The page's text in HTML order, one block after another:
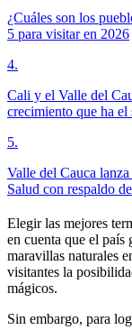
¿Cuáles son los
5 para visitar en 2026
4.
Cali y el Valle del
crecimiento que ha el
5.
Valle del Cauca
Salud con respaldo
Elegir las mejores
en cuenta que el país
maravillas naturales
visitantes la
mágicos.
Sin embargo, para